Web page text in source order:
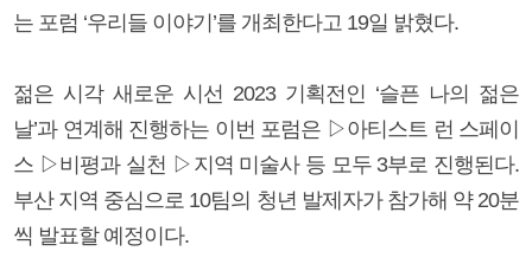
는 포럼 ‘우리들 이야기’를 개최한다고 19일 밝혔다.
젊은 시각 새로운 시선 2023 기획전인 ‘슬픈 나의 젊은
날’과 연계해 진행하는 이번 포럼은 ▷아티스트 런 스페이
스 ▷비평과 실천 ▷지역 미술사 등 모두 3부로 진행된다.
부산 지역 중심으로 10팀의 청년 발제자가 참가해 약 20분
씩 발표할 예정이다.